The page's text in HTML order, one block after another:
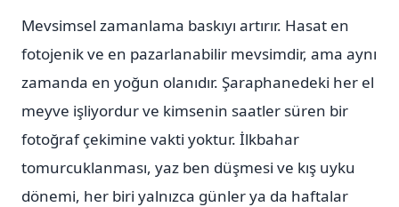
Mevsimsel zamanlama baskıyı artırır. Hasat en
fotojenik ve en pazarlanabilir mevsimdir, ama aynı
zamanda en yoğun olanıdır. Şaraphanedeki her el
meyve işliyordur ve kimsenin saatler süren bir
fotoğraf çekimine vakti yoktur. İlkbahar
tomurcuklanması, yaz ben düşmesi ve kış uyku
dönemi, her biri yalnızca günler ya da haftalar